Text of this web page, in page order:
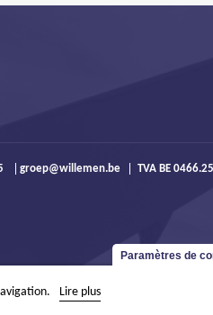
groep@willemen.be TVA BE
Paramètres de
Lire plus